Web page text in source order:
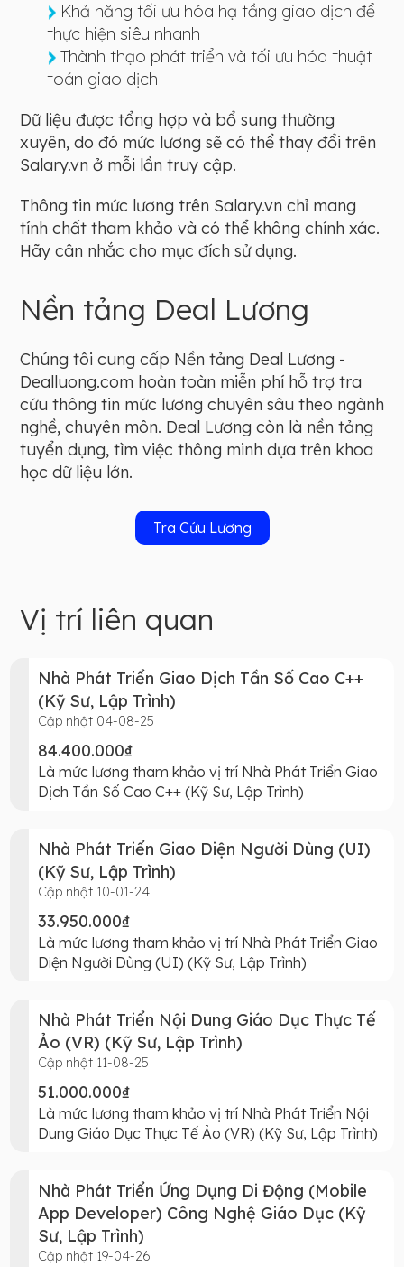
Khả năng tối ưu hóa hạ tầng giao dịch để
thực hiện siêu nhanh
Thành thạo phát triển và tối ưu hóa thuật
toán giao dịch
Dữ liệu được tổng hợp và bổ sung thường
xuyên, do đó mức lương sẽ có thể thay đổi trên
Salary.vn ở mỗi lần truy cập.
Thông tin mức lương trên Salary.vn chỉ mang
tính chất tham khảo và có thể không chính xác.
Hãy cân nhắc cho mục đích sử dụng.
Nền tảng Deal Lương
Chúng tôi cung cấp Nền tảng Deal Lương -
Dealluong.com hoàn toàn miễn phí hỗ trợ tra
cứu thông tin mức lương chuyên sâu theo ngành
nghề, chuyên môn. Deal Lương còn là nền tảng
tuyển dụng, tìm việc thông minh dựa trên khoa
học dữ liệu lớn.
Tra Cứu Lương
Vị trí liên quan
Nhà Phát Triển Giao Dịch Tần Số Cao C++
(Kỹ Sư, Lập Trình)
Cập nhật 04-08-25
84.400.000₫
Là mức lương tham khảo vị trí Nhà Phát Triển Giao
Dịch Tần Số Cao C++ (Kỹ Sư, Lập Trình)
Nhà Phát Triển Giao Diện Người Dùng (UI)
(Kỹ Sư, Lập Trình)
Cập nhật 10-01-24
33.950.000₫
Là mức lương tham khảo vị trí Nhà Phát Triển Giao
Diện Người Dùng (UI) (Kỹ Sư, Lập Trình)
Nhà Phát Triển Nội Dung Giáo Dục Thực Tế
Ảo (VR) (Kỹ Sư, Lập Trình)
Cập nhật 11-08-25
51.000.000₫
Là mức lương tham khảo vị trí Nhà Phát Triển Nội
Dung Giáo Dục Thực Tế Ảo (VR) (Kỹ Sư, Lập Trình)
Nhà Phát Triển Ứng Dụng Di Động (Mobile
App Developer) Công Nghệ Giáo Dục (Kỹ
Sư, Lập Trình)
Cập nhật 19-04-26